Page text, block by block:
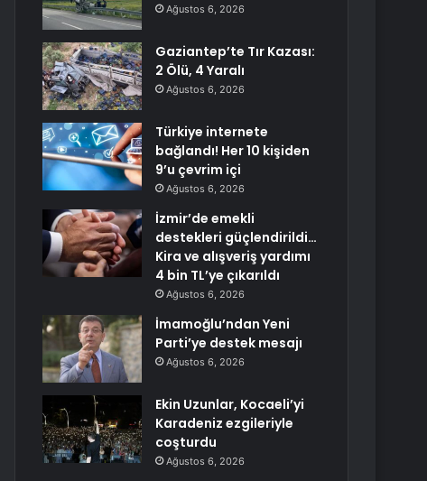
Ağustos 6, 2026
Gaziantep’te Tır Kazası:
2 Ölü, 4 Yaralı
Ağustos 6, 2026
Türkiye internete
bağlandı! Her 10 kişiden
9’u çevrim içi
Ağustos 6, 2026
İzmir’de emekli
destekleri güçlendirildi…
Kira ve alışveriş yardımı
4 bin TL’ye çıkarıldı
Ağustos 6, 2026
İmamoğlu’ndan Yeni
Parti’ye destek mesajı
Ağustos 6, 2026
Ekin Uzunlar, Kocaeli’yi
Karadeniz ezgileriyle
coşturdu
Ağustos 6, 2026